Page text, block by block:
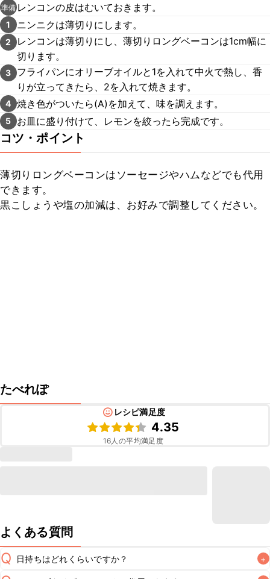
準備 レンコンの皮はむいておきます。
1 ニンニクは薄切りにします。
2
レンコンは薄切りにし、薄切りロングベーコンは1cm幅に
切ります。
3
フライパンにオリーブオイルと1を入れて中火で熱し、香
りが立ってきたら、2を入れて焼きます。
4 焼き色がついたら(A)を加えて、味を調えます。
5 お皿に盛り付けて、レモンを絞ったら完成です。
コツ・ポイント
薄切りロングベーコンはソーセージやハムなどでも代用
できます。
黒こしょうや塩の加減は、お好みで調整してください。
たべれぽ
レシピ満足度
4.35
16人の平均満足度
よくある質問
Q 日持ちはどれくらいですか？ +